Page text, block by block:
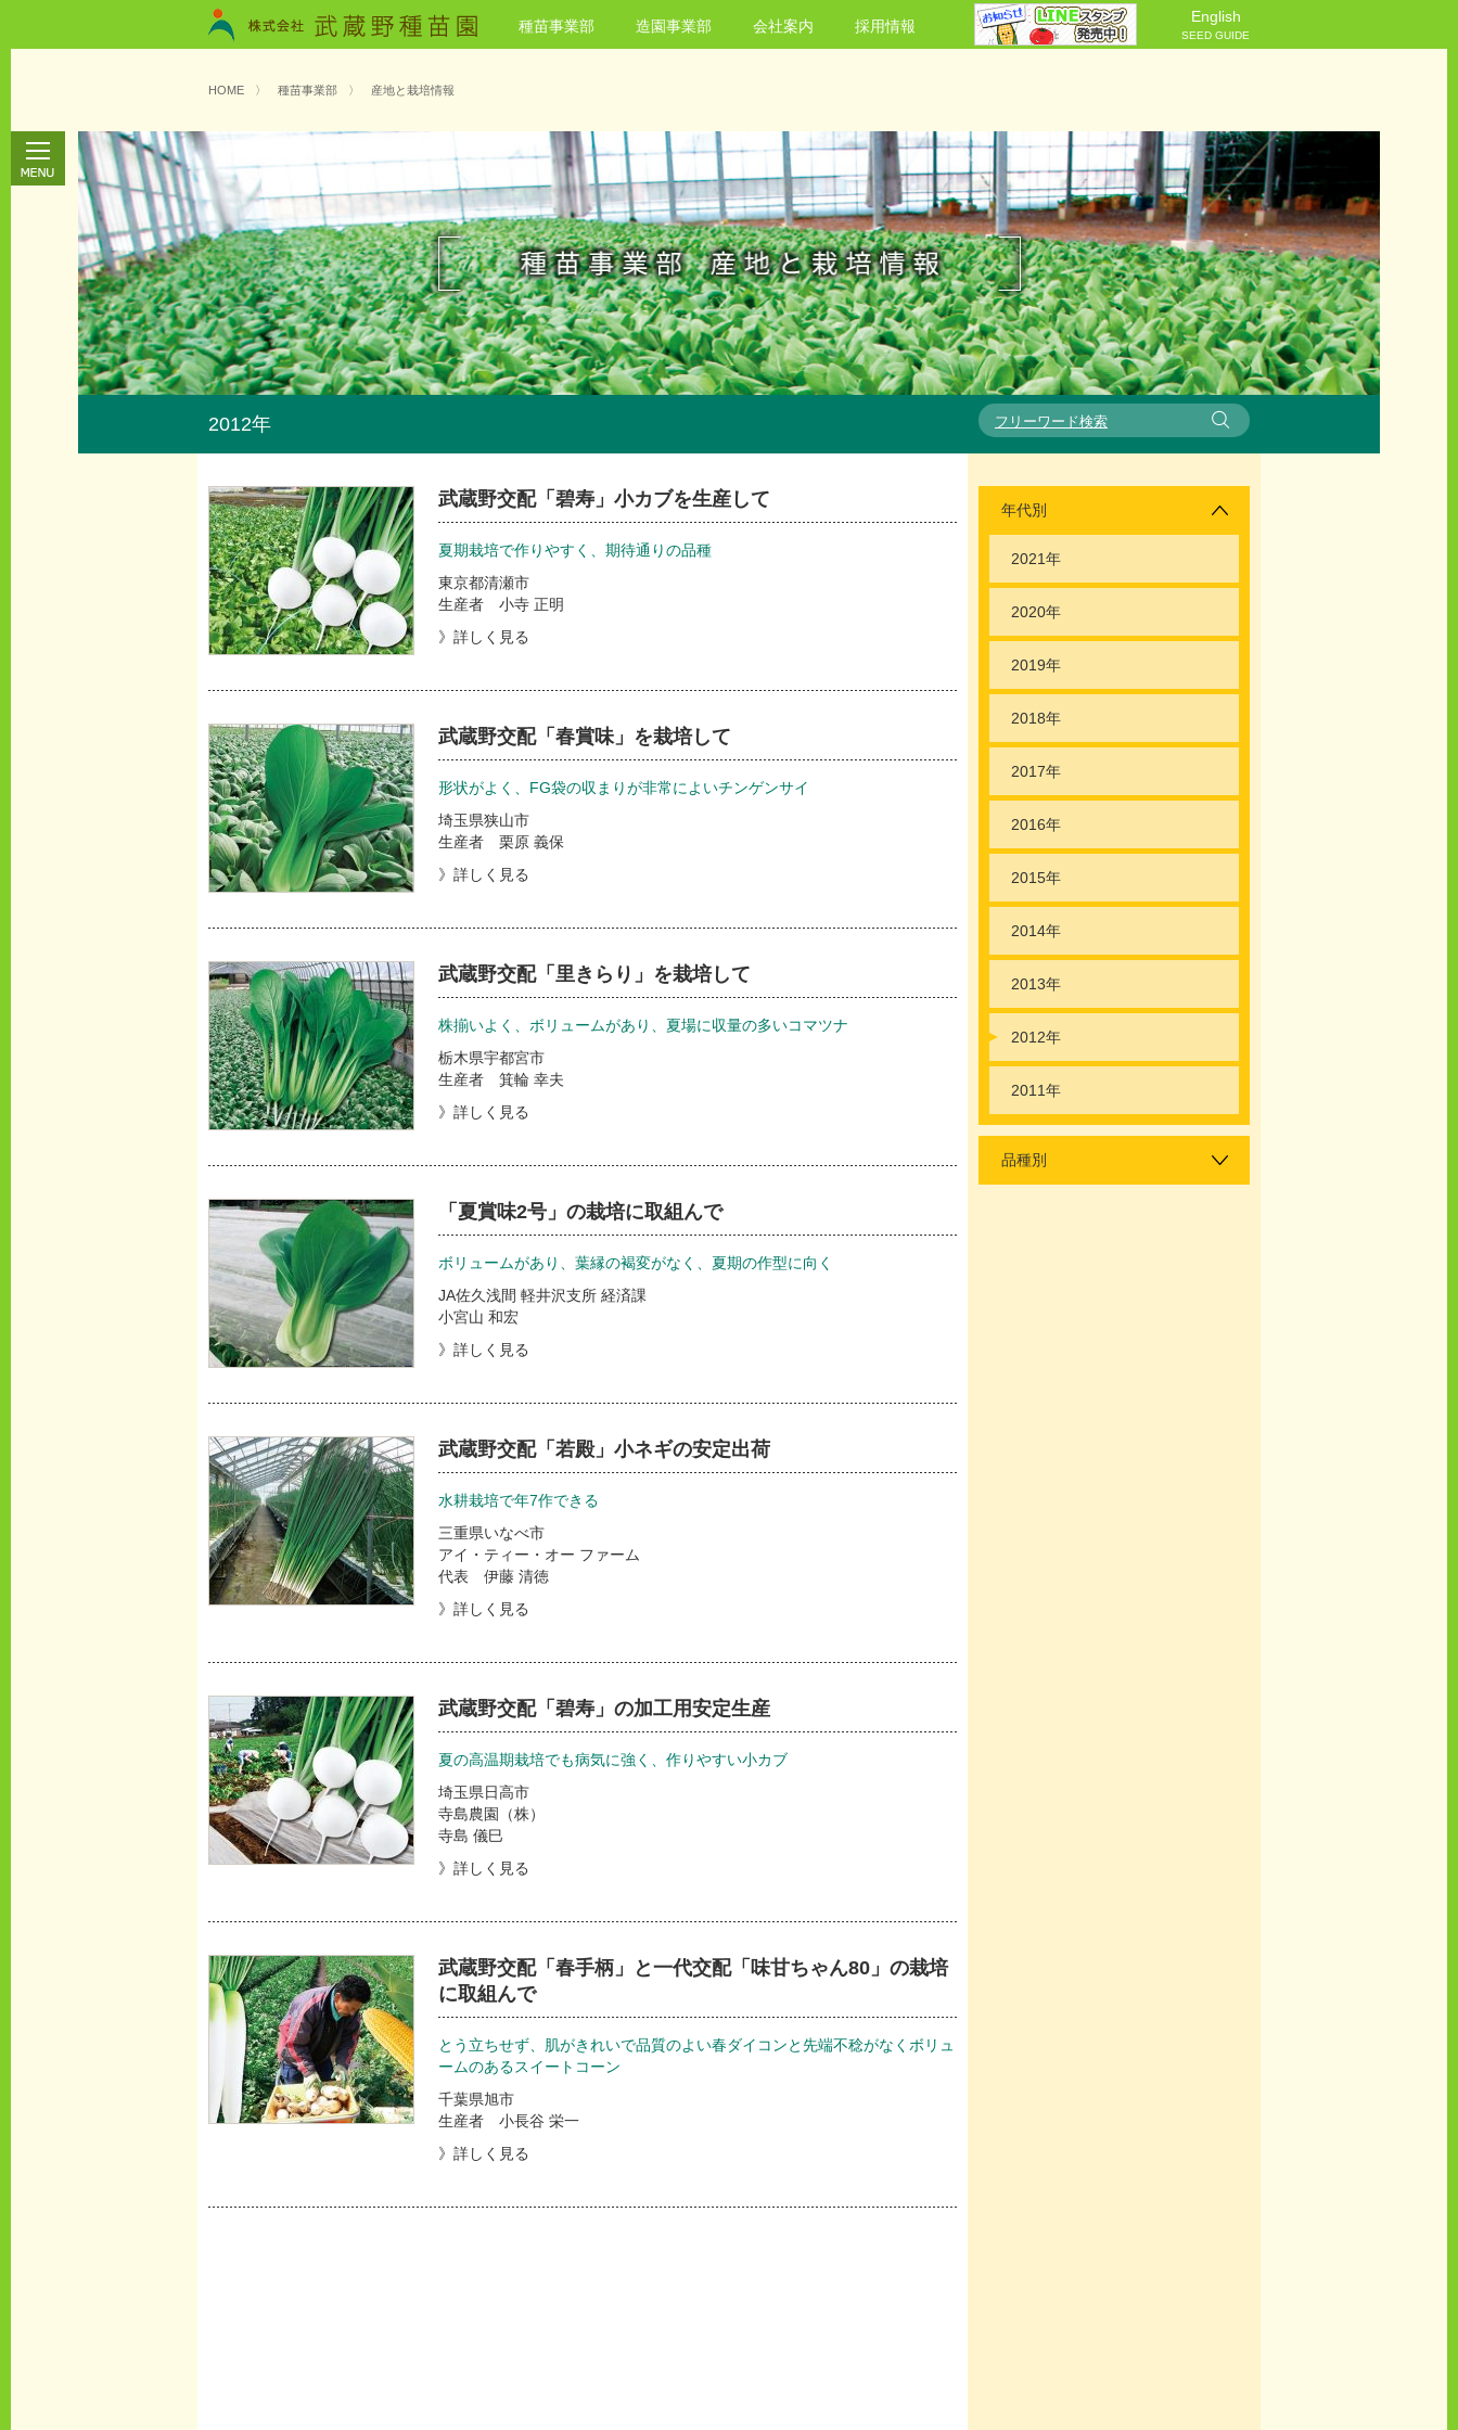
種苗事業部 造園事業部 会社案内 採用情報
English
SEED GUIDE
HOME 〉 種苗事業部 〉 産地と栽培情報
2012年
武蔵野交配「碧寿」小カブを生産して
夏期栽培で作りやすく、期待通りの品種
東京都清瀬市
生産者 小寺 正明
》詳しく見る
武蔵野交配「春賞味」を栽培して
形状がよく、FG袋の収まりが非常によいチンゲンサイ
埼玉県狭山市
生産者 栗原 義保
》詳しく見る
武蔵野交配「里きらり」を栽培して
株揃いよく、ボリュームがあり、夏場に収量の多いコマツナ
栃木県宇都宮市
生産者 箕輪 幸夫
》詳しく見る
「夏賞味2号」の栽培に取組んで
ボリュームがあり、葉縁の褐変がなく、夏期の作型に向く
JA佐久浅間 軽井沢支所 経済課
小宮山 和宏
》詳しく見る
武蔵野交配「若殿」小ネギの安定出荷
水耕栽培で年7作できる
三重県いなべ市
アイ・ティー・オー ファーム
代表 伊藤 清徳
》詳しく見る
武蔵野交配「碧寿」の加工用安定生産
夏の高温期栽培でも病気に強く、作りやすい小カブ
埼玉県日高市
寺島農園（株）
寺島 儀巳
》詳しく見る
武蔵野交配「春手柄」と一代交配「味甘ちゃん80」の栽培
に取組んで
とう立ちせず、肌がきれいで品質のよい春ダイコンと先端不稔がなくボリュ
ームのあるスイートコーン
千葉県旭市
生産者 小長谷 栄一
》詳しく見る
年代別
2021年
2020年
2019年
2018年
2017年
2016年
2015年
2014年
2013年
2012年
2011年
品種別